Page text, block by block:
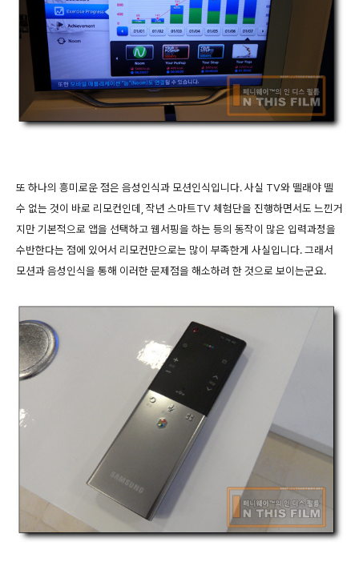
또 하나의 흥미로운 점은 음성인식과 모션인식입니다. 사실 TV와 뗄래야 뗄
수 없는 것이 바로 리모컨인데, 작년 스마트TV 체험단을 진행하면서도 느낀거
지만 기본적으로 앱을 선택하고 웹서핑을 하는 등의 동작이 많은 입력과정을
수반한다는 점에 있어서 리모컨만으로는 많이 부족한게 사실입니다. 그래서
모션과 음성인식을 통해 이러한 문제점을 해소하려 한 것으로 보이는군요.